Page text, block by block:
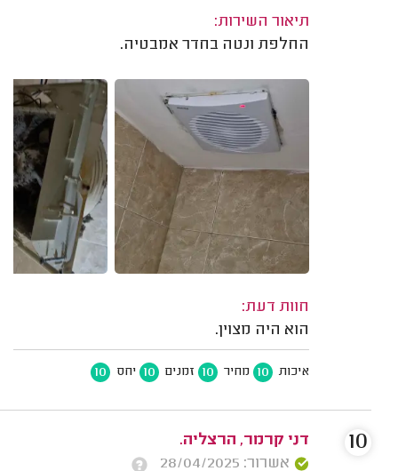
תיאור השירות:
החלפת ונטה בחדר אמבטיה.
חוות דעת:
הוא היה מצוין.
איכות 10 מחיר 10 זמנים 10 יחס 10
דני קרמר, הרצליה.
אשרור: 28/04/2025
10